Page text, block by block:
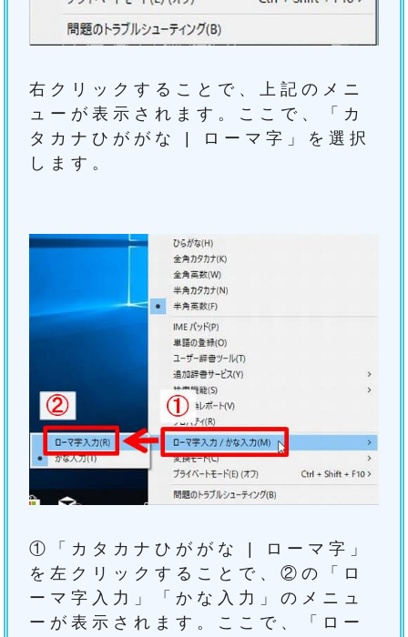
右クリックすることで、上記のメニ
ューが表示されます。ここで、「カ
タカナひががな | ローマ字」を選択
します。
①「カタカナひががな | ローマ字」
を左クリックすることで、②の「ロ
ーマ字入力」「かな入力」のメニュ
ーが表示されます。ここで、「ロー